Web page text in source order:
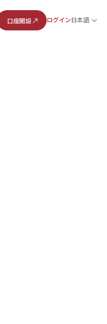
口座開設 ログイン日本語